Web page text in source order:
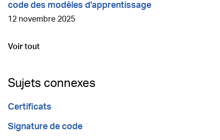
code des modèles d'apprentissage
12 novembre 2025
Voir tout
Aller à
Sujets connexes
Certificats
Signature de code